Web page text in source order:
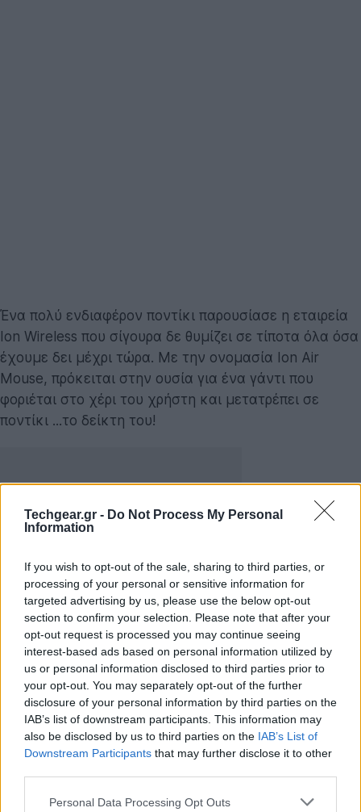
Techgear.gr - Do Not Process My Personal
Information
If you wish to opt-out of the sale, sharing to third parties, or
processing of your personal or sensitive information for
targeted advertising by us, please use the below opt-out
section to confirm your selection. Please note that after your
opt-out request is processed you may continue seeing
interest-based ads based on personal information utilized by
us or personal information disclosed to third parties prior to
your opt-out. You may separately opt-out of the further
disclosure of your personal information by third parties on the
IAB’s list of downstream participants. This information may
also be disclosed by us to third parties on the IAB’s List of
Downstream Participants that may further disclose it to other
Please note that this website/app uses one or more Google
Personal Data Processing Opt Outs
Ένα πολύ ενδιαφέρον ποντίκι παρουσίασε η εταιρεία
Ion Wireless που σίγουρα δε θυμίζει σε τίποτα όλα όσα
έχουμε δει μέχρι τώρα. Με την ονομασία Ion Air
Mouse, πρόκειται στην ουσία για ένα γάντι που
φοριέται στο χέρι του χρήστη και μετατρέπει σε
ποντίκι ...το δείκτη του!